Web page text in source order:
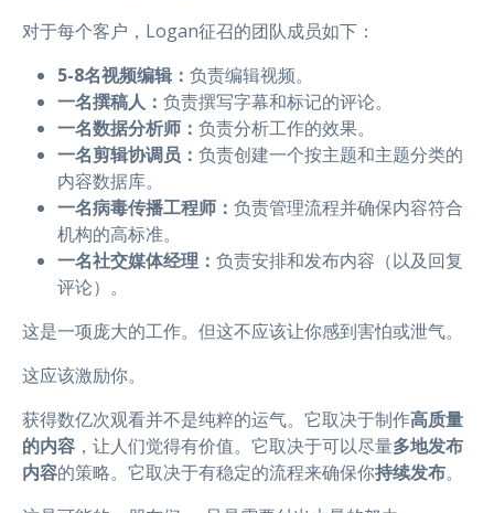
对于每个客户，Logan征召的团队成员如下：
5-8名视频编辑： 负责编辑视频。
一名撰稿人： 负责撰写字幕和标记的评论。
一名数据分析师： 负责分析工作的效果。
一名剪辑协调员： 负责创建一个按主题和主题分类的
内容数据库。
一名病毒传播工程师： 负责管理流程并确保内容符合
机构的高标准。
一名社交媒体经理： 负责安排和发布内容（以及回复
评论）。
这是一项庞大的工作。但这不应该让你感到害怕或泄气。
这应该激励你。
获得数亿次观看并不是纯粹的运气。它取决于制作高质量
的内容 ，让人们觉得有价值。它取决于可以尽量多地发布
内容的策略。它取决于有稳定的流程来确保你持续发布。